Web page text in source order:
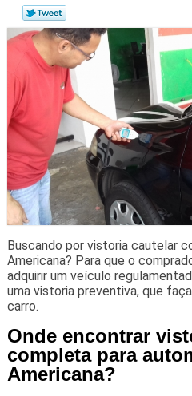
Buscando por vistoria cautelar
Americana? Para que o
adquirir um veículo
uma vistoria preventiva, que
carro.
Onde encontrar
completa para
Americana?